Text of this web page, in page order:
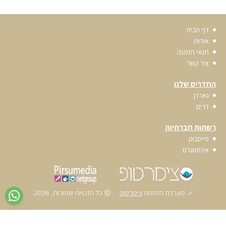
דף הבית
אודות
תנאי הזמנה
צור קשר
החדרים שלנו
גארדן
דרים
רשתות חברתיות
פייסבוק
אינסטגרם
done מערכת הזמנותצימרטופ copyrights כל הזכויות שמורות, 2026.